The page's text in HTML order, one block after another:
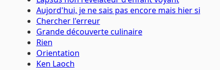
Aujord'hui, je ne sais pas encore mais hier si
Chercher l'erreur
Grande découverte culinaire
Rien
Orientation
Ken Laoch